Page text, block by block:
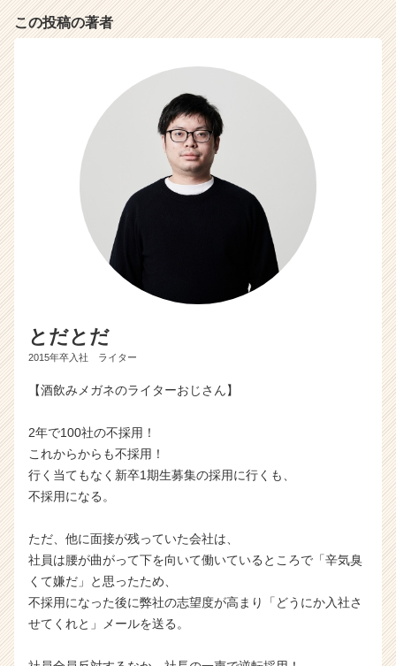
この投稿の著者
とだとだ
2015年卒入社 ライター
【酒飲みメガネのライターおじさん】
2年で100社の不採用！
これからからも不採用！
行く当てもなく新卒1期生募集の採用に行くも、
不採用になる。
ただ、他に面接が残っていた会社は、
社員は腰が曲がって下を向いて働いているところで「辛気臭
くて嫌だ」と思ったため、
不採用になった後に弊社の志望度が高まり「どうにか入社さ
せてくれと」メールを送る。